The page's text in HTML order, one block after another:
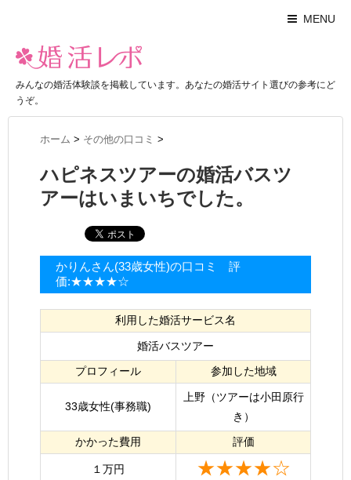
MENU
みんなの婚活体験談を掲載しています。あなたの婚活サイト選びの参考にど
うぞ。
ホーム > その他の口コミ >
ハピネスツアーの婚活バスツ
アーはいまいちでした。
かりんさん(33歳女性)の口コミ 評
価:★★★★☆
利用した婚活サービス名
婚活バスツアー
プロフィール
参加した地域
33歳女性(事務職)
上野（ツアーは小田原行
き）
かかった費用
評価
１万円 ★★★★☆